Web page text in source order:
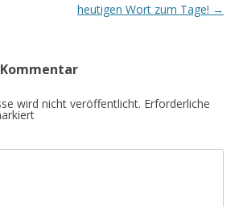
heutigen Wort zum Tage! →
wird nicht veröffentlicht. Erforderliche